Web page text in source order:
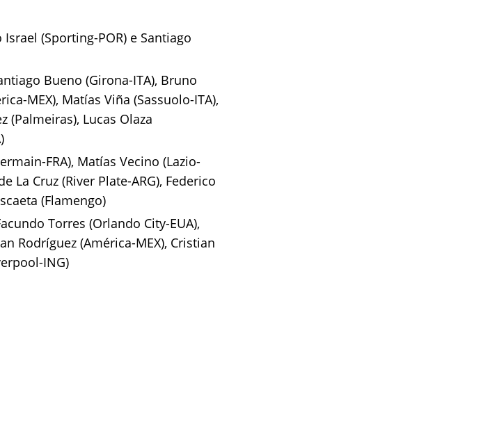
(Sporting-POR) e Santiago
Bueno (Girona-ITA), Bruno
MEX), Matías Viña (Sassuolo-ITA),
(Palmeiras), Lucas Olaza
FRA), Matías Vecino (Lazio-
La Cruz (River Plate-ARG), Federico
(Flamengo)
Torres (Orlando City-EUA),
Rodríguez (América-MEX), Cristian
ING)